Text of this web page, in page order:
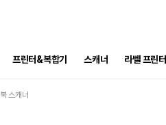
프린터&복합기 스캐너 라벨 프린터
북 스캐너